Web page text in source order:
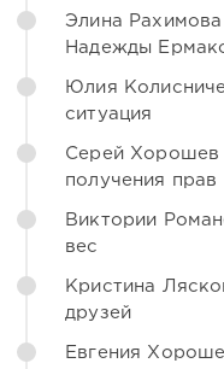
Элина
Надежды
Юлия
ситуация
Серей Хорошев
получения прав
Виктории
вес
Кристина
друзей
Евгения